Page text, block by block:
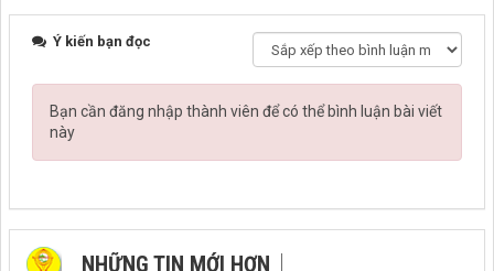
Ý kiến bạn đọc
Bạn cần đăng nhập thành viên để có thể bình luận bài viết
này
NHỮNG TIN MỚI HƠN